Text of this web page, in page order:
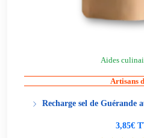
Aides
Artisans
Recharge sel de Guérande
3,85€